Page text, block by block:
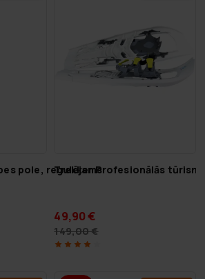
pole, regulējams
Trekker Profesionālās
49,90 €
149,00 €